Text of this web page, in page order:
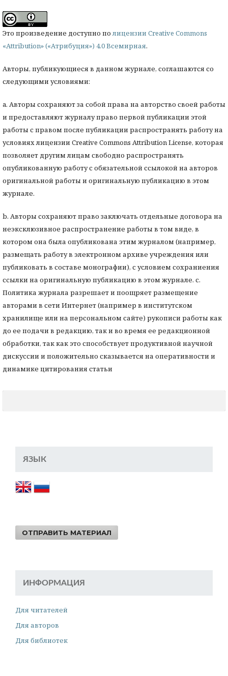
Это произведение доступно полицензии Creative Commons
«Attribution» («Атрибуция») 4.0 Всемирная.
Авторы, публикующиеся в данном журнале, соглашаются со
следующими условиями:
a. Авторы сохраняют за собой права на авторство своей работы
и предоставляют журналу право первой публикации этой
работы с правом после публикации распространять работу на
условиях лицензии Creative Commons Attribution License, которая
позволяет другим лицам свободно распространять
опубликованную работу с обязательной ссылокой на авторов
оригинальной работы и оригинальную публикацию в этом
журнале.
b. Авторы сохраняют право заключать отдельные договора на
неэксклюзивное распространение работы в том виде, в
котором она была опубликована этим журналом (например,
размещать работу в электронном архиве учреждения или
публиковать в составе монографии), с условием сохраниения
ссылки на оригинальную публикацию в этом журнале. с.
Политика журнала разрешает и поощряет размещение
авторами в сети Интернет (например в институтском
хранилище или на персональном сайте) рукописи работы как
до ее подачи в редакцию, так и во время ее редакционной
обработки, так как это способствует продуктивной научной
дискуссии и положительно сказывается на оперативности и
динамике цитирования статьи
ЯЗЫК
ОТПРАВИТЬ МАТЕРИАЛ
ИНФОРМАЦИЯ
Для читателей
Для авторов
Для библиотек